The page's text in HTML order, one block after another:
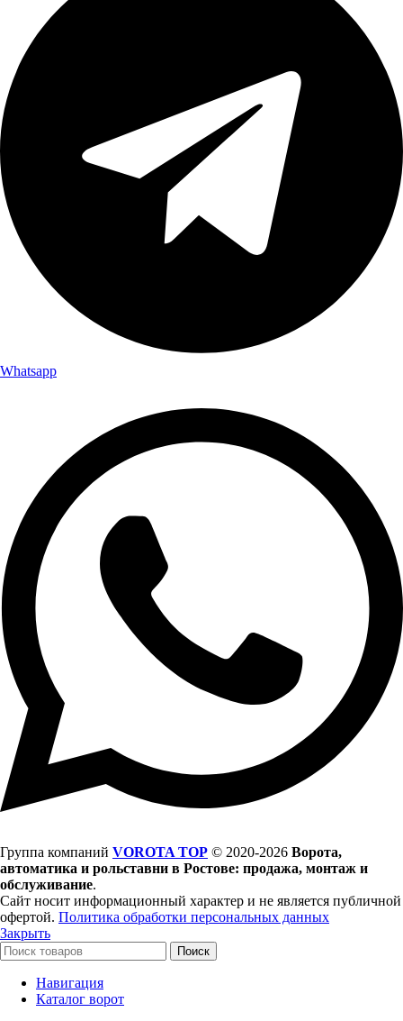
Whatsapp
Группа компаний VOROTA TOP © 2020-2026 Ворота,
автоматика и рольставни в Ростове: продажа, монтаж и
обслуживание.
Сайт носит информационный характер и не является публичной
офертой. Политика обработки персональных данных
Закрыть
Поиск
Навигация
Каталог ворот